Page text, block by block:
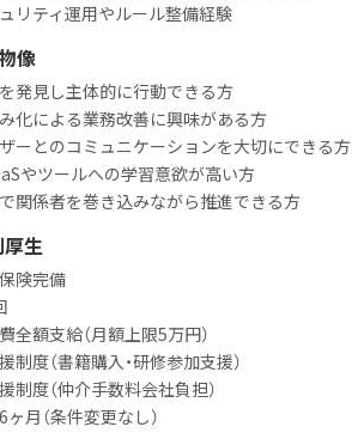
リティ運用やルール整備経験
像
発見し主体的に行動できる方
化による業務改善に興味がある方
ーとのコミュニケーションを大切にできる方
やツールへの学習意欲が高い方
関係者を巻き込みながら推進できる方
生
険完備
全額支給（月額上限5万円）
制度（書籍購入・研修参加支援）
制度（仲介手数料会社負担）
月（条件変更なし）